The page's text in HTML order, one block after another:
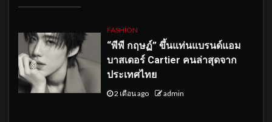
FASHION
“พีพี กฤษฏ์” ขึ้นแท่นแบรนด์แอม
บาสเดอร์ Cartier คนล่าสุดจาก
ประเทศไทย
2 เดือน ago admin